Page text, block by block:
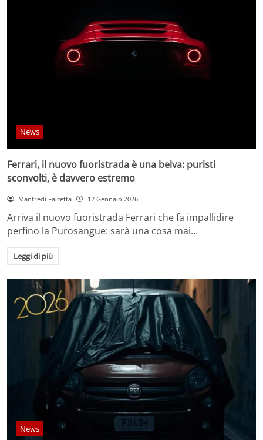
News
Ferrari, il nuovo fuoristrada è una belva: puristi
sconvolti, è davvero estremo
Manfredi Falcetta 12 Gennaio 2026
Arriva il nuovo fuoristrada Ferrari che fa impallidire
perfino la Purosangue: sarà una cosa mai…
Leggi di più
News